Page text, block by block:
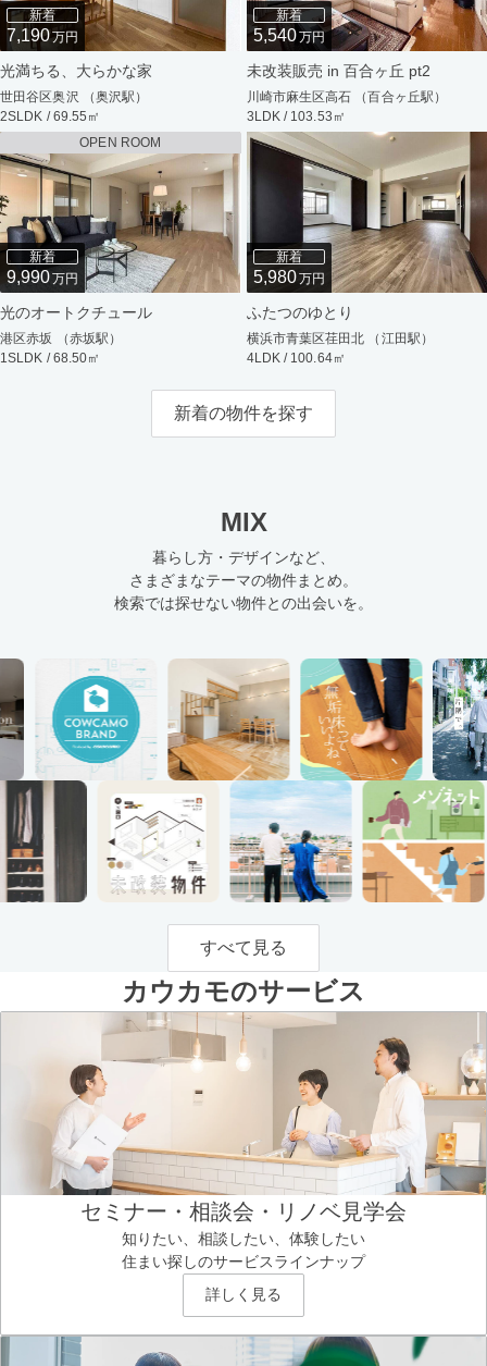
新着
7,190万円
光満ちる、大らかな家
世田谷区奥沢 （奥沢駅）
2SLDK / 69.55㎡
新着
5,540万円
未改装販売 in 百合ヶ丘 pt2
川崎市麻生区高石 （百合ヶ丘駅）
3LDK / 103.53㎡
OPEN ROOM
新着
9,990万円
光のオートクチュール
港区赤坂 （赤坂駅）
1SLDK / 68.50㎡
新着
5,980万円
ふたつのゆとり
横浜市青葉区荏田北 （江田駅）
4LDK / 100.64㎡
新着の物件を探す
MIX
暮らし方・デザインなど、
さまざまなテーマの物件まとめ。
検索では探せない物件との出会いを。
すべて見る
カウカモのサービス
セミナー・相談会・リノベ見学会
知りたい、相談したい、体験したい
住まい探しのサービスラインナップ
詳しく見る